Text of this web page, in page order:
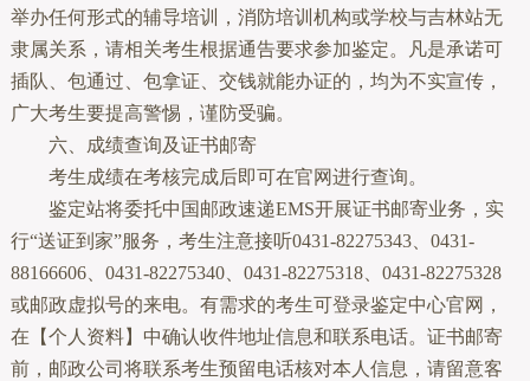
举办任何形式的辅导培训，消防培训机构或学校与吉林站无
隶属关系，请相关考生根据通告要求参加鉴定。凡是承诺可
插队、包通过、包拿证、交钱就能办证的，均为不实宣传，
广大考生要提高警惕，谨防受骗。
六、成绩查询及证书邮寄
考生成绩在考核完成后即可在官网进行查询。
鉴定站将委托中国邮政速递EMS开展证书邮寄业务，实
行“送证到家”服务，考生注意接听0431-82275343、0431-
88166606、0431-82275340、0431-82275318、0431-82275328
或邮政虚拟号的来电。有需求的考生可登录鉴定中心官网，
在【个人资料】中确认收件地址信息和联系电话。证书邮寄
前，邮政公司将联系考生预留电话核对本人信息，请留意客